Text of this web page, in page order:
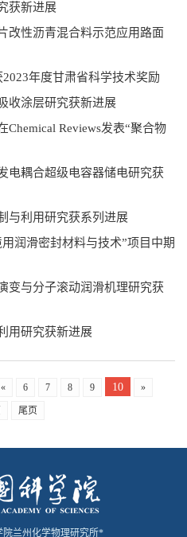
获新进展
改性沥青混合料示范应用路面
年度甘肃省科学技术奖励
收涂层研究获新进展
Chemical Reviews发表“聚合物
电耦合超级电容器储电研究获
与利用研究获系列进展
润滑密封材料与技术”项目中期
变与分子滚动润滑机理研究获
用研究获新进展
« 6 7 8 9 10 »
尾页
兰州化学物理研究所*